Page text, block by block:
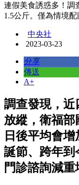
連假美食誘惑多！調
1.5公斤。僅為情境配
中央社
2023-03-23
分享
傳送
A+
調查發現，近
放縱，衛福
日後平均會
誕節、跨年到
門診諮詢減重